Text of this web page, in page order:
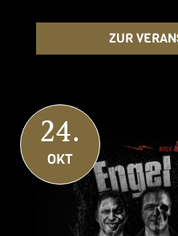
ZUR
24.
OKT